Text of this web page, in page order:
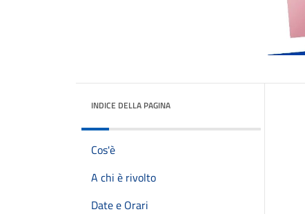
INDICE DELLA PAGINA
Cos'è
A chi è rivolto
Date e Orari